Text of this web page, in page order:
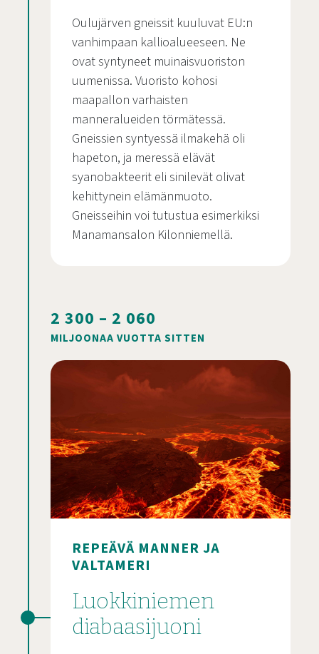
Oulujärven gneissit kuuluvat EU:n
vanhimpaan kallioalueeseen. Ne
ovat syntyneet muinaisvuoriston
uumenissa. Vuoristo kohosi
maapallon varhaisten
manneralueiden törmätessä.
Gneissien syntyessä ilmakehä oli
hapeton, ja meressä elävät
syanobakteerit eli sinilevät olivat
kehittynein elämänmuoto.
Gneisseihin voi tutustua esimerkiksi
Manamansalon Kilonniemellä.
2 300 – 2 060
MILJOONAA VUOTTA SITTEN
REPEÄVÄ MANNER JA
VALTAMERI
Luokkiniemen
diabaasijuoni